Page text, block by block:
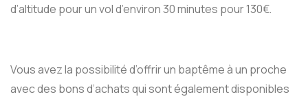
d’altitude pour un vol d’environ 30 minutes pour 130€.
Vous avez la possibilité d’offrir un baptême à un proche
avec des bons d’achats qui sont également disponibles